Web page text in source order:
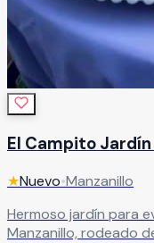
El Campito
★Nuevo•Manzanillo
Hermoso jardín para
Manzanillo, rodeado